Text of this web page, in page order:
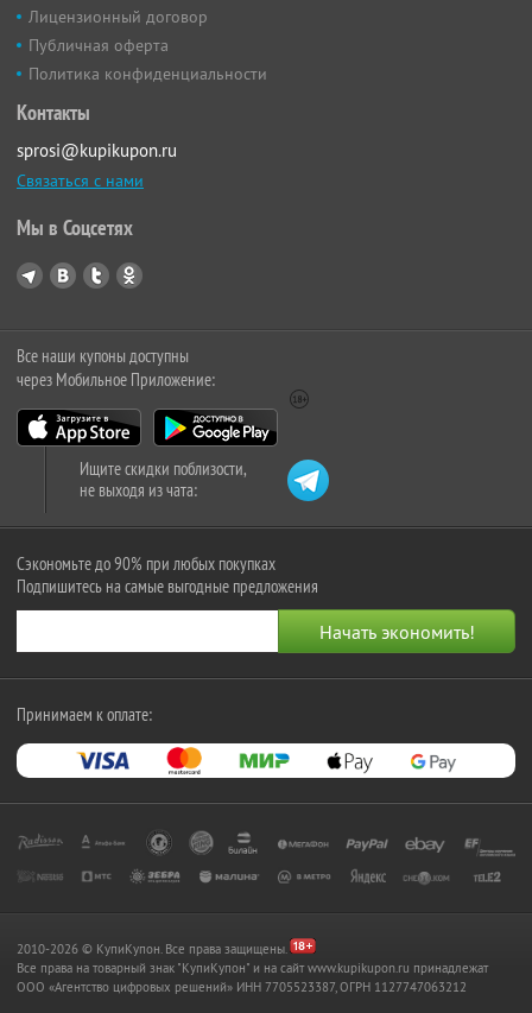
Лицензионный договор
Публичная оферта
Политика конфиденциальности
Контакты
sprosi@kupikupon.ru
Связаться с нами
Мы в Соцсетях
Все наши купоны доступны
через Мобильное Приложение:
Ищите скидки поблизости,
не выходя из чата:
Сэкономьте до 90% при любых покупках
Подпишитесь на самые выгодные предложения
Принимаем к оплате:
2010-2026 © КупиКупон. Все права защищены.
Все права на товарный знак "КупиКупон" и на сайт www.kupikupon.ru принадлежат
OOO «Агентство цифровых решений» ИНН 7705523387, ОГРН 1127747063212